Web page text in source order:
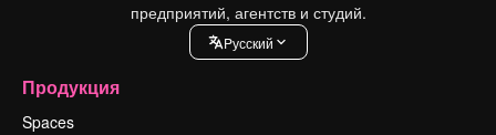
предприятий, агентств и студий.
Pусский
Продукция
Spaces